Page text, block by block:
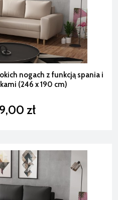
nogach z funkcją spania i
(246 x 190 cm)
zł